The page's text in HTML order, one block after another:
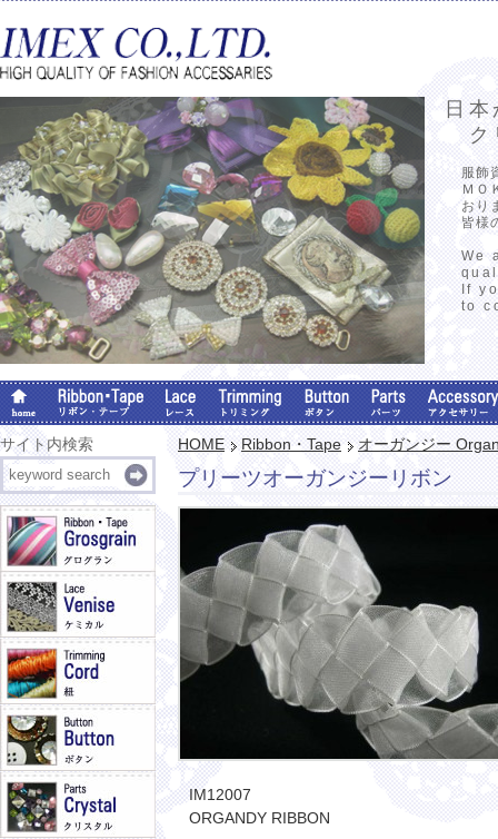
日
ク
服飾
ＭＯ
おり
皆様
We
If
to
サイト内検索 HOME Ribbon・Tape オーガンジー
プリーツオーガンジーリボン
IM12007
ORGANDY RIBBON